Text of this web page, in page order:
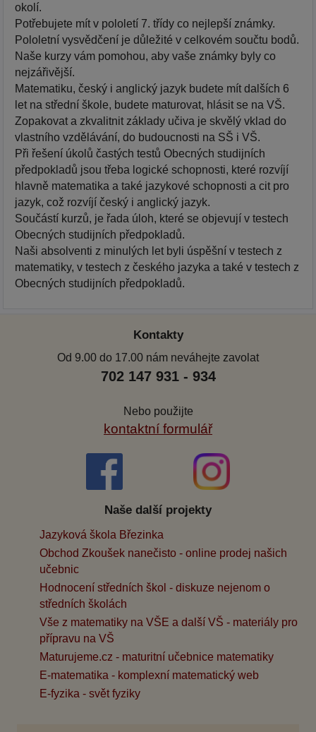
okolí.
Potřebujete mít v pololetí 7. třídy co nejlepší známky.
Pololetní vysvědčení je důležité v celkovém součtu bodů.
Naše kurzy vám pomohou, aby vaše známky byly co
nejzářivější.
Matematiku, český i anglický jazyk budete mít dalších 6
let na střední škole, budete maturovat, hlásit se na VŠ.
Zopakovat a zkvalitnit základy učiva je skvělý vklad do
vlastního vzdělávání, do budoucnosti na SŠ i VŠ.
Při řešení úkolů častých testů Obecných studijních
předpokladů jsou třeba logické schopnosti, které rozvíjí
hlavně matematika a také jazykové schopnosti a cit pro
jazyk, což rozvíjí český i anglický jazyk.
Součástí kurzů, je řada úloh, které se objevují v testech
Obecných studijních předpokladů.
Naši absolventi z minulých let byli úspěšní v testech z
matematiky, v testech z českého jazyka a také v testech z
Obecných studijních předpokladů.
Kontakty
Od 9.00 do 17.00 nám neváhejte zavolat
702 147 931 - 934
Nebo použijte
kontaktní formulář
Naše další projekty
Jazyková škola Březinka
Obchod Zkoušek nanečisto - online prodej našich
učebnic
Hodnocení středních škol - diskuze nejenom o
středních školách
Vše z matematiky na VŠE a další VŠ - materiály pro
přípravu na VŠ
Maturujeme.cz - maturitní učebnice matematiky
E-matematika - komplexní matematický web
E-fyzika - svět fyziky